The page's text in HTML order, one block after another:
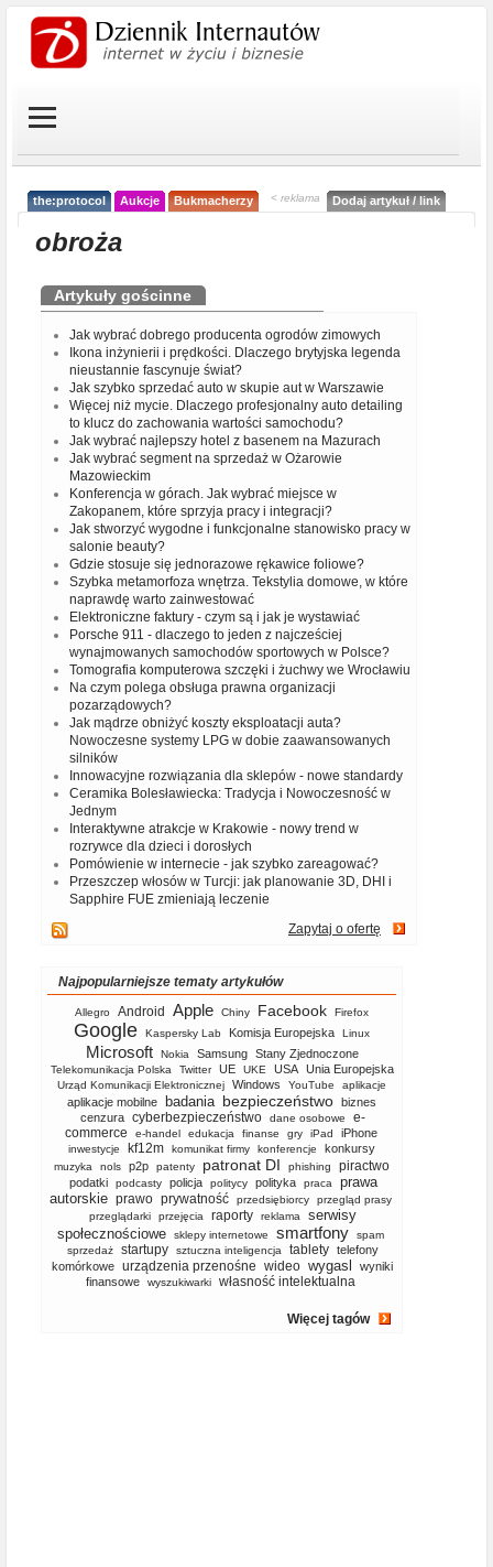
the:protocol Aukcje Bukmacherzy < reklama Dodaj artykuł / link
obroża
Artykuły gościnne
Jak wybrać dobrego producenta ogrodów zimowych
Ikona inżynierii i prędkości. Dlaczego brytyjska legenda
nieustannie fascynuje świat?
Jak szybko sprzedać auto w skupie aut w Warszawie
Więcej niż mycie. Dlaczego profesjonalny auto detailing
to klucz do zachowania wartości samochodu?
Jak wybrać najlepszy hotel z basenem na Mazurach
Jak wybrać segment na sprzedaż w Ożarowie
Mazowieckim
Konferencja w górach. Jak wybrać miejsce w
Zakopanem, które sprzyja pracy i integracji?
Jak stworzyć wygodne i funkcjonalne stanowisko pracy w
salonie beauty?
Gdzie stosuje się jednorazowe rękawice foliowe?
Szybka metamorfoza wnętrza. Tekstylia domowe, w które
naprawdę warto zainwestować
Elektroniczne faktury - czym są i jak je wystawiać
Porsche 911 - dlaczego to jeden z najcześciej
wynajmowanych samochodów sportowych w Polsce?
Tomografia komputerowa szczęki i żuchwy we Wrocławiu
Na czym polega obsługa prawna organizacji
pozarządowych?
Jak mądrze obniżyć koszty eksploatacji auta?
Nowoczesne systemy LPG w dobie zaawansowanych
silników
Innowacyjne rozwiązania dla sklepów - nowe standardy
Ceramika Bolesławiecka: Tradycja i Nowoczesność w
Jednym
Interaktywne atrakcje w Krakowie - nowy trend w
rozrywce dla dzieci i dorosłych
Pomówienie w internecie - jak szybko zareagować?
Przeszczep włosów w Turcji: jak planowanie 3D, DHI i
Sapphire FUE zmieniają leczenie
Zapytaj o ofertę
Najpopularniejsze tematy artykułów
Allegro Android Apple Chiny Facebook Firefox
Google Kaspersky Lab Komisja Europejska Linux
Microsoft Nokia Samsung Stany Zjednoczone
Telekomunikacja Polska Twitter UE UKE USA Unia Europejska
Urząd Komunikacji Elektronicznej Windows YouTube aplikacje
aplikacje mobilne badania bezpieczeństwo biznes
cenzura cyberbezpieczeństwo dane osobowe
e-
commerce
e-handel edukacja finanse gry iPad iPhone
inwestycje kf12m komunikat firmy konferencje konkursy
muzyka nols p2p patenty patronat DI phishing piractwo
podatki podcasty policja politycy polityka praca
prawa
autorskie prawo prywatność przedsiębiorcy
przegląd prasy
przeglądarki
przejęcia raporty reklama
serwisy
społecznościowe
sklepy internetowe smartfony
spam
sprzedaż
startupy sztuczna inteligencja tablety telefony
komórkowe
urządzenia przenośne wideo wygasl
wyniki
finansowe
wyszukiwarki własność intelektualna
Więcej tagów